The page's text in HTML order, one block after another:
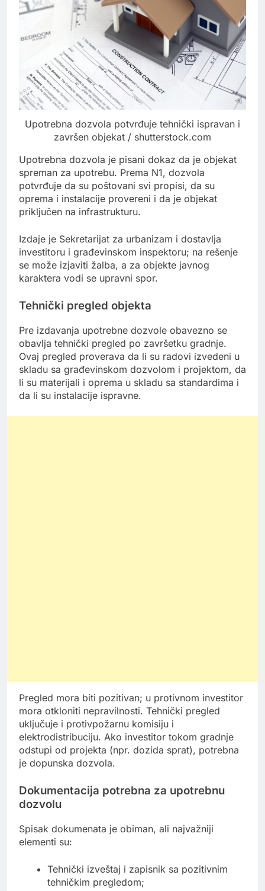
Upotrebna dozvola potvrđuje tehnički ispravan i
završen objekat / shutterstock.com
Upotrebna dozvola je pisani dokaz da je objekat
spreman za upotrebu. Prema N1, dozvola
potvrđuje da su poštovani svi propisi, da su
oprema i instalacije provereni i da je objekat
priključen na infrastrukturu.
Izdaje je Sekretarijat za urbanizam i dostavlja
investitoru i građevinskom inspektoru; na rešenje
se može izjaviti žalba, a za objekte javnog
karaktera vodi se upravni spor.
Tehnički pregled objekta
Pre izdavanja upotrebne dozvole obavezno se
obavlja tehnički pregled po završetku gradnje.
Ovaj pregled proverava da li su radovi izvedeni u
skladu sa građevinskom dozvolom i projektom, da
li su materijali i oprema u skladu sa standardima i
da li su instalacije ispravne.
Pregled mora biti pozitivan; u protivnom investitor
mora otkloniti nepravilnosti. Tehnički pregled
uključuje i protivpožarnu komisiju i
elektrodistribuciju. Ako investitor tokom gradnje
odstupi od projekta (npr. dozida sprat), potrebna
je dopunska dozvola.
Dokumentacija potrebna za upotrebnu
dozvolu
Spisak dokumenata je obiman, ali najvažniji
elementi su:
Tehnički izveštaj i zapisnik sa pozitivnim
tehničkim pregledom;